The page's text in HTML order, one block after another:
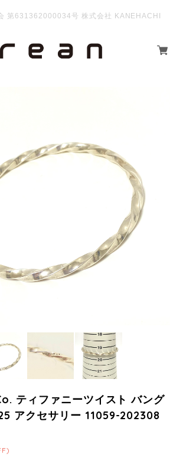
第631362000034号 株式会社 KANEHACHI
ティファニーツイスト バング
アクセサリー 11059-202308